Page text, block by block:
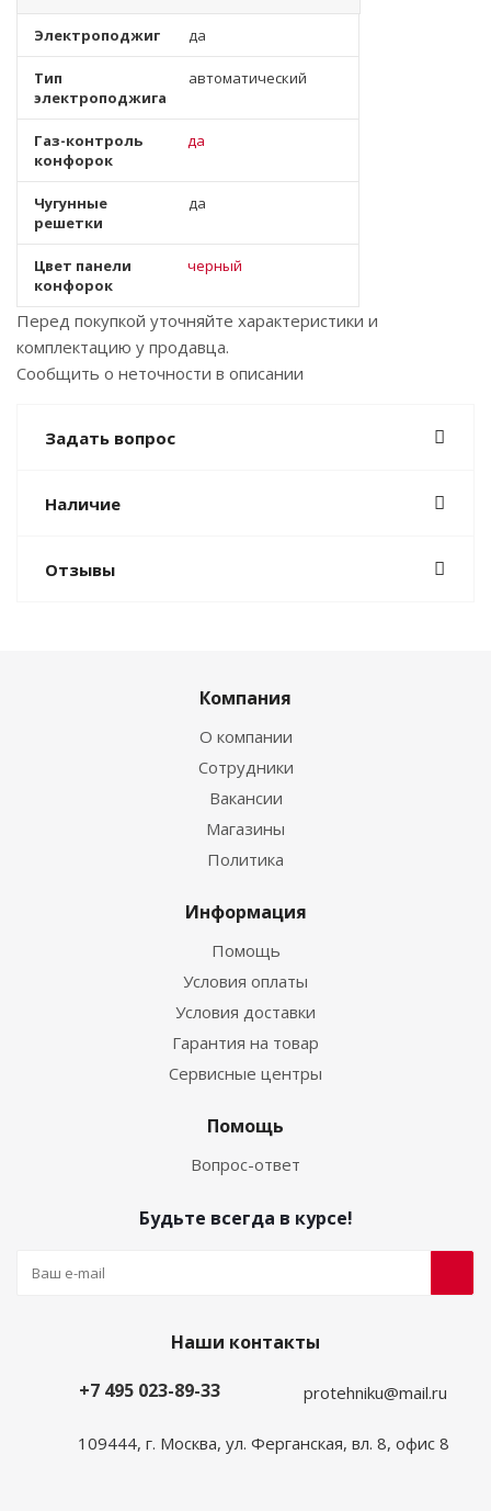
Электроподжиг да
Тип
электроподжига
автоматический
Газ-контроль
конфорок
да
Чугунные
решетки
да
Цвет панели
конфорок
черный
Перед покупкой уточняйте характеристики и
комплектацию у продавца.
Сообщить о неточности в описании
Задать вопрос
Наличие
Отзывы
Компания
О компании
Сотрудники
Вакансии
Магазины
Политика
Информация
Помощь
Условия оплаты
Условия доставки
Гарантия на товар
Сервисные центры
Помощь
Вопрос-ответ
Будьте всегда в курсе!
Наши контакты
+7 495 023-89-33
protehniku@mail.ru
109444, г. Москва, ул. Ферганская, вл. 8, офис 8